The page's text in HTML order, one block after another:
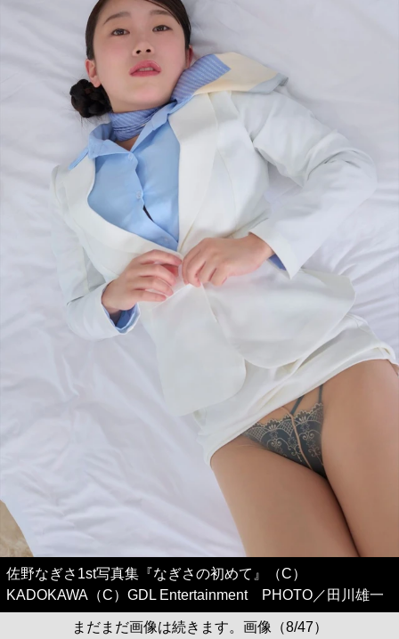
佐野なぎさ1st写真集『なぎさの初めて』（C）
KADOKAWA（C）GDL Entertainment PHOTO／田川雄一
まだまだ画像は続きます。画像（8/47）